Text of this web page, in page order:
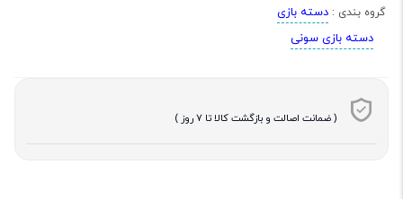
گروه بندی : دسته بازی
دسته بازی سونی
( ضمانت اصالت و بازگشت کالا تا 7 روز )